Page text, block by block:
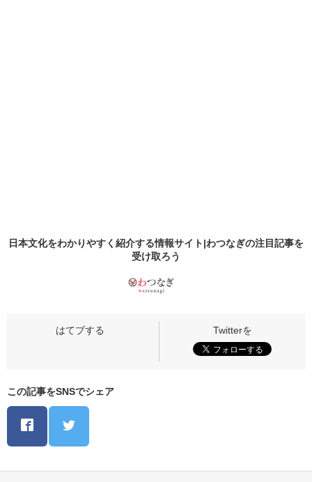
日本文化をわかりやすく紹介する情報サイト|わつなぎの注目記事を
受け取ろう
この記事をSNSでシェア